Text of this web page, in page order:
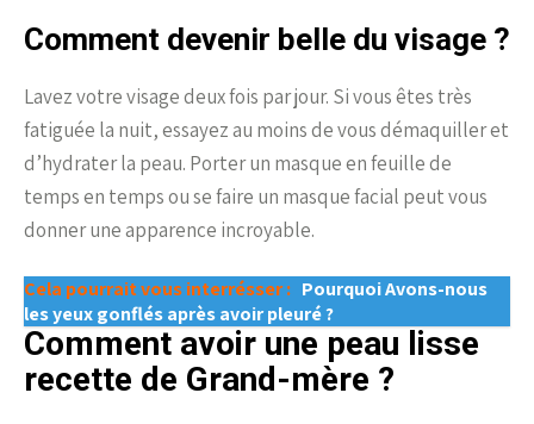
Comment devenir belle du visage ?
Lavez votre visage deux fois par jour. Si vous êtes très
fatiguée la nuit, essayez au moins de vous démaquiller et
d’hydrater la peau. Porter un masque en feuille de
temps en temps ou se faire un masque facial peut vous
donner une apparence incroyable.
Cela pourrait vous interrésser : Pourquoi Avons-nous
les yeux gonflés après avoir pleuré ?
Comment avoir une peau lisse
recette de Grand-mère ?